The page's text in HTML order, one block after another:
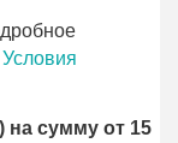
Условия
на сумму от 15